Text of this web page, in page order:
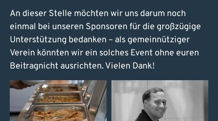
An dieser Stelle möchten wir uns darum noch
einmal bei unseren Sponsoren für die großzügige
Unterstützung bedanken – als gemeinnütziger
Verein könnten wir ein solches Event ohne euren
Beitragnicht ausrichten. Vielen Dank!